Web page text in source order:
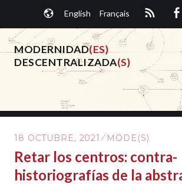
contenido.
English Français
MODERNIDAD(ES)
DESCENTRALIZADA(S)
18 OCTUBRE, 2021 MODE(S)
Retar los centros: contra-
historiografías de la